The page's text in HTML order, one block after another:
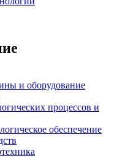
и оборудование
процессов и
обеспечение